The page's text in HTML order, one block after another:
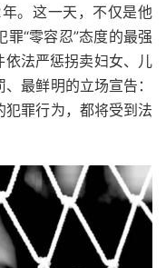
。这一天，不仅是他
“零容忍”态度的最强
法严惩拐卖妇女、儿
最鲜明的立场宣告：
罪行为，都将受到法